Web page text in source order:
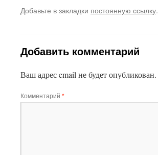
Добавьте в закладки постоянную ссылку.
Добавить комментарий
Ваш адрес email не будет опубликован.
Комментарий *